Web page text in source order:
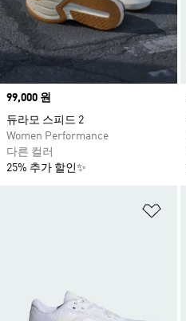
Price
99,000 원
듀라모 스피드 2
Women Performance
다른 컬러
25% 추가 할인✨